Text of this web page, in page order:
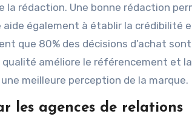
rédaction. Une bonne rédaction
également à établir la crédibilité
que 80% des décisions d’achat sont
améliore le référencement et la
meilleure perception de la marque.
les agences de relations